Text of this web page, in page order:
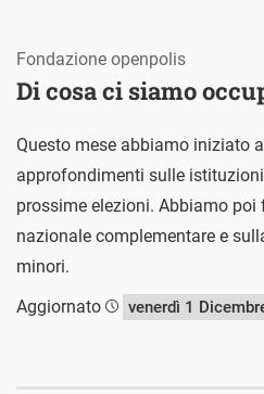
Di cosa ci siamo
Fondazione openpolis
Questo mese abbiamo iniziato
approfondimenti sulle
prossime elezioni. Abbiamo
nazionale complementare e
minori.
Aggiornato
venerdì 1